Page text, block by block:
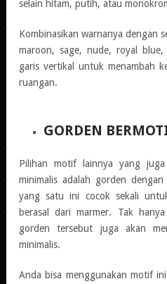
selain hitam, putih, atau
Kombinasikan warnanya dengan
maroon, sage, nude, royal
garis vertikal untuk menambah
ruangan.
GORDEN
Pilihan motif lainnya yang
minimalis adalah gorden
yang satu ini cocok sekali
berasal dari marmer. Tak
gorden tersebut juga akan
minimalis.
Anda bisa menggunakan motif